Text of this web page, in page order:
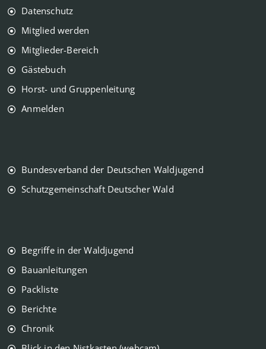
Datenschutz
Mitglied werden
Mitglieder-Bereich
Gästebuch
Horst- und Gruppenleitung
Anmelden
Bundesverband der Deutschen Waldjugend
Schutzgemeinschaft Deutscher Wald
Begriffe in der Waldjugend
Bauanleitungen
Packliste
Berichte
Chronik